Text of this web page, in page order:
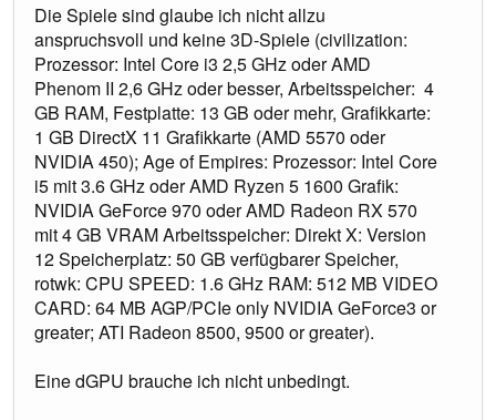
Die Spiele sind glaube ich nicht allzu
anspruchsvoll und keine 3D-Spiele (civilization:
Prozessor: Intel Core i3 2,5 GHz oder AMD
Phenom II 2,6 GHz oder besser, Arbeitsspeicher: 4
GB RAM, Festplatte: 13 GB oder mehr, Grafikkarte:
1 GB DirectX 11 Grafikkarte (AMD 5570 oder
NVIDIA 450); Age of Empires: Prozessor: Intel Core
i5 mit 3.6 GHz oder AMD Ryzen 5 1600 Grafik:
NVIDIA GeForce 970 oder AMD Radeon RX 570
mit 4 GB VRAM Arbeitsspeicher: Direkt X: Version
12 Speicherplatz: 50 GB verfügbarer Speicher,
rotwk: CPU SPEED: 1.6 GHz RAM: 512 MB VIDEO
CARD: 64 MB AGP/PCIe only NVIDIA GeForce3 or
greater; ATI Radeon 8500, 9500 or greater).
Eine dGPU brauche ich nicht unbedingt.